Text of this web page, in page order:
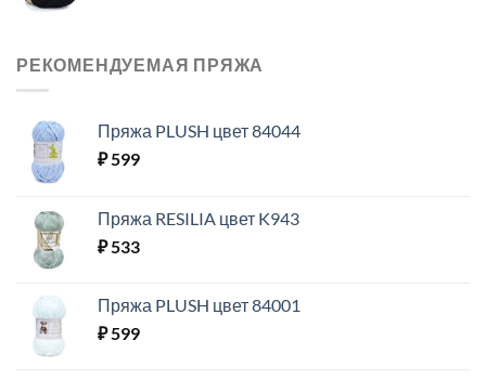
РЕКОМЕНДУЕМАЯ ПРЯЖА
Пряжа PLUSH цвет 84044
₽599
Пряжа RESILIA цвет K943
₽533
Пряжа PLUSH цвет 84001
₽599